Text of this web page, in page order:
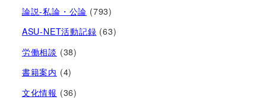
論説-私論・公論 (793)
ASU-NET活動記録 (63)
労働相談 (38)
書籍案内 (4)
文化情報 (36)